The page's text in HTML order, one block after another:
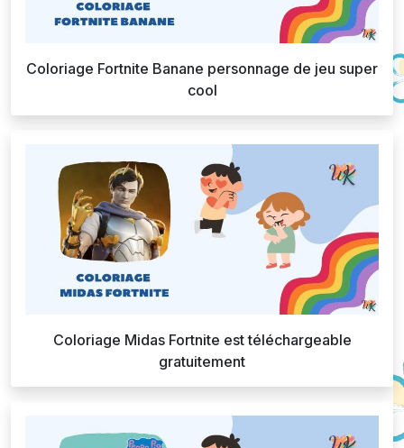
Coloriage Fortnite Banane personnage de jeu super
cool
Coloriage Midas Fortnite est téléchargeable
gratuitement